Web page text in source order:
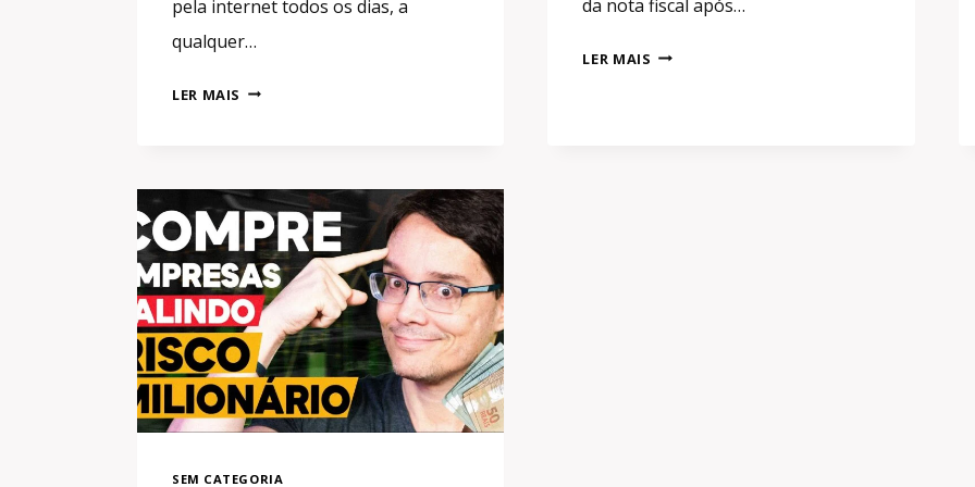
pela internet todos os dias, a
qualquer…
LER MAIS GANHAR
QUE
VOCÊ
PRECISA
SABER
PARA
VENDER
SEM
PARAR
da nota fiscal após…
LER MAIS CERVEJA
SEM CATEGORIA